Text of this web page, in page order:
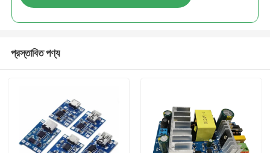
প্রস্তাবিত পণ্য